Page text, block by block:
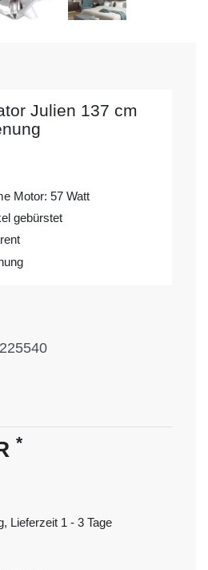
Julien 137 cm
Motor: 57 Watt
gebürstet
*
Lieferzeit 1 - 3 Tage